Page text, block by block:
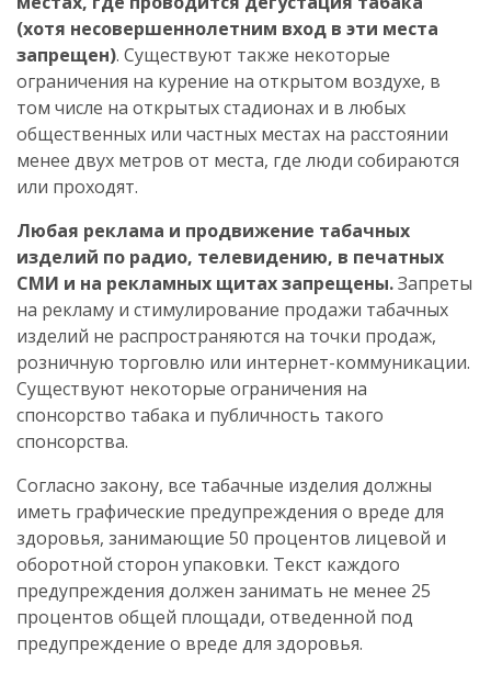
(хотя несовершеннолетним вход в эти места
запрещен). Существуют также некоторые
ограничения на курение на открытом воздухе, в
том числе на открытых стадионах и в любых
общественных или частных местах на расстоянии
менее двух метров от места, где люди собираются
или проходят.
Любая реклама и продвижение табачных
изделий по радио, телевидению, в печатных
СМИ и на рекламных щитах запрещены.Запреты
на рекламу и стимулирование продажи табачных
изделий не распространяются на точки продаж,
розничную торговлю или интернет-коммуникации.
Существуют некоторые ограничения на
спонсорство табака и публичность такого
спонсорства.
Согласно закону, все табачные изделия должны
иметь графические предупреждения о вреде для
здоровья, занимающие 50 процентов лицевой и
оборотной сторон упаковки. Текст каждого
предупреждения должен занимать не менее 25
процентов общей площади, отведенной под
предупреждение о вреде для здоровья.